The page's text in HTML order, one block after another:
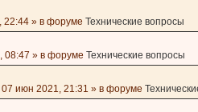
22:44 » в форуме Технические вопросы
08:47 » в форуме Технические вопросы
07 июн 2021, 21:31 » в форуме